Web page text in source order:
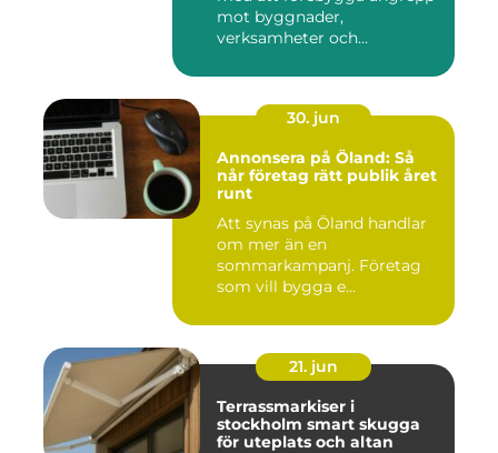
mot byggnader,
verksamheter och
30. jun
Annonsera på Öland: Så
når företag rätt publik året
runt
Att synas på Öland handlar
om mer än en
sommarkampanj. Företag
som vill bygga e...
21. jun
Terrassmarkiser i
stockholm smart skugga
för uteplats och altan